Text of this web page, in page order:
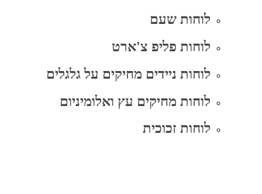
לוחות שעם
לוחות פליפ צ'ארט
לוחות ניידים מחיקים על גלגלים
לוחות מחיקים עץ ואלומיניום
לוחות זכוכית